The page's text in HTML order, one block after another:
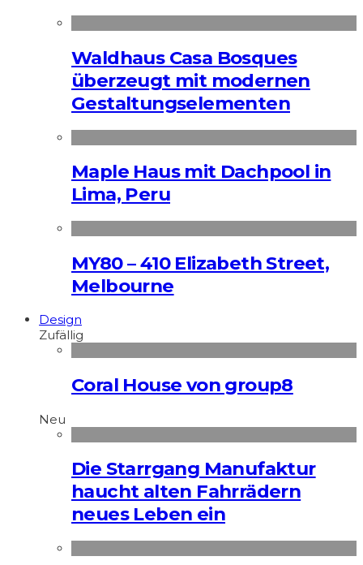
Waldhaus Casa Bosques
überzeugt mit modernen
Gestaltungselementen
Maple Haus mit Dachpool in
Lima, Peru
MY80 – 410 Elizabeth Street,
Melbourne
Design
Zufällig
Coral House von group8
Neu
Die Starrgang Manufaktur
haucht alten Fahrrädern
neues Leben ein